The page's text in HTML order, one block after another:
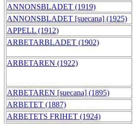
ANNONSBLADET (1919)
ANNONSBLADET [suecana] (1925)
APPELL (1912)
ARBETARBLADET (1902)
ARBETAREN (1922)
ARBETAREN [suecana] (1895)
ARBETET (1887)
ARBETETS FRIHET (1924)